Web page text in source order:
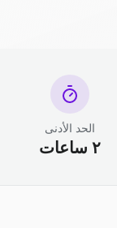
الحد الأدنى
٢ ساعات